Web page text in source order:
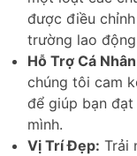
được điều
trường lao
Hỗ Trợ Cá
chúng tôi cam
để giúp bạn
mình.
Vị Trí Đẹp: Trải